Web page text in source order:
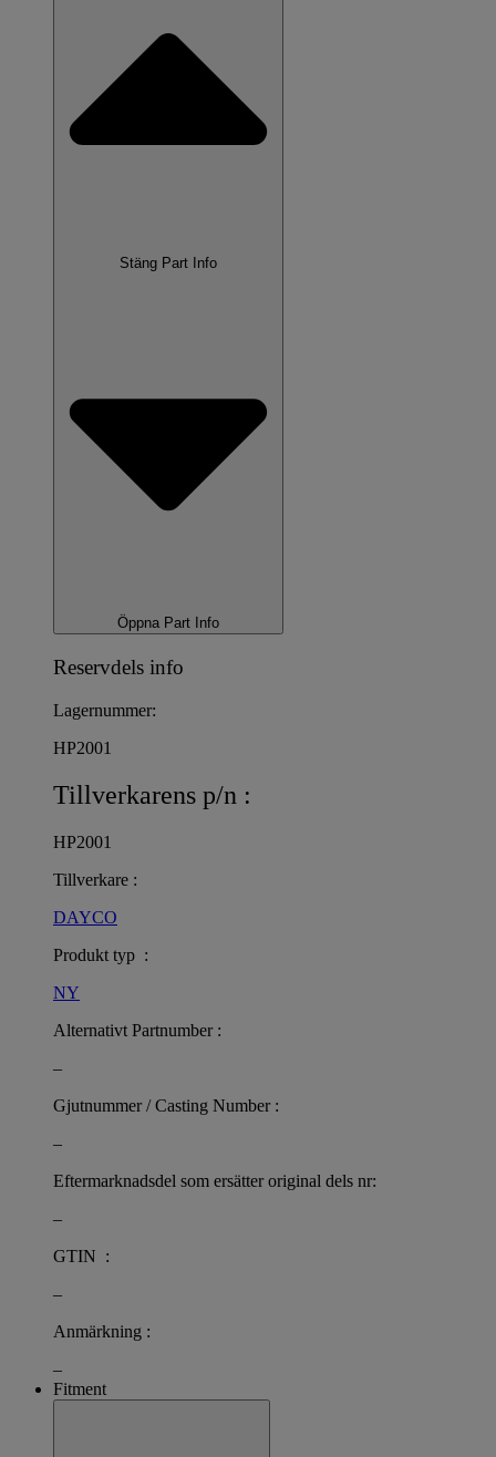
Stäng Part Info
Öppna Part Info
Reservdels info
Lagernummer:
HP2001
Tillverkarens p/n :
HP2001
Tillverkare :
DAYCO
Produkt typ :
NY
Alternativt Partnumber :
–
Gjutnummer / Casting Number :
–
Eftermarknadsdel som ersätter original dels nr:
–
GTIN :
–
Anmärkning :
–
Fitment